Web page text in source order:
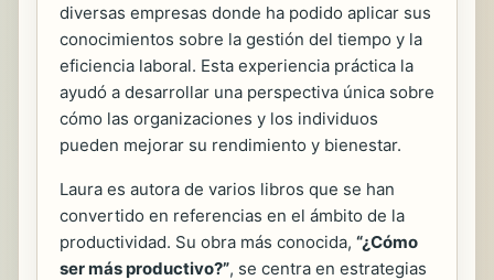
diversas empresas donde ha podido aplicar sus
conocimientos sobre la gestión del tiempo y la
eficiencia laboral. Esta experiencia práctica la
ayudó a desarrollar una perspectiva única sobre
cómo las organizaciones y los individuos
pueden mejorar su rendimiento y bienestar.
Laura es autora de varios libros que se han
convertido en referencias en el ámbito de la
productividad. Su obra más conocida, “¿Cómo
ser más productivo?”, se centra en estrategias